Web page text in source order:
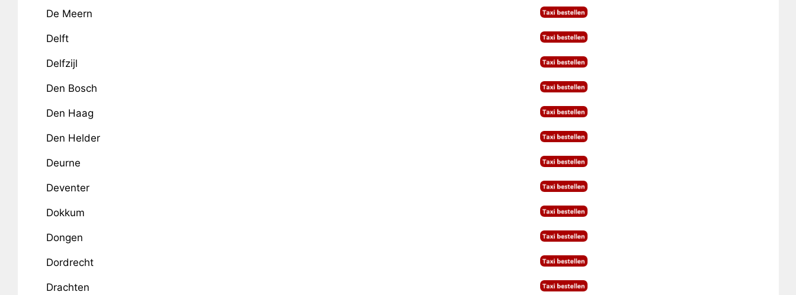
De Meern
Delft
Delfzijl
Den Bosch
Den Haag
Den Helder
Deurne
Deventer
Dokkum
Dongen
Dordrecht
Drachten